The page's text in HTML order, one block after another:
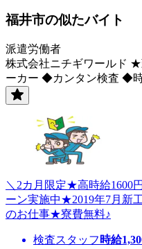
福井市の似たバイト
派遣労働者
株式会社ニチギワールド
ーカー ◆カンタン検査 ◆
＼2カ月限定★高時給1600
ーン実施中★2019年7月新
のお仕事★寮費無料♪
検査スタッフ 時給